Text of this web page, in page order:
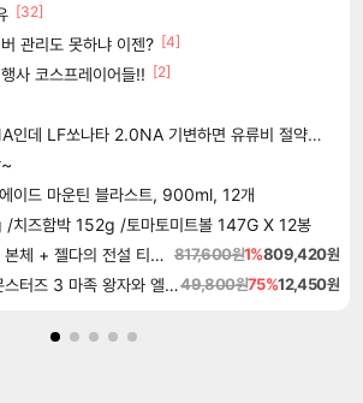
[32]
관리도 못하냐 이젠? [4]
사 코스프레이어들!! [2]
LF쏘나타 2.0NA 기변하면 유류비 절약이 얼마나 될까요..?
이드 마운틴 블라스트, 900ml, 12개
/치즈함박 152g /토마토미트볼 147G X 12봉
닌텐도 스위치 2 본체 + 젤다의 전설 티어스 오브 더 킹덤 닌텐도 스위치 2 에디션 + 젤다의 전설 브레스 오브 더 와일드 닌텐도 스위치 2 에디션 번들 817,600원1%809,420원
드래곤 퀘스트 몬스터즈 3 마족 왕자와 엘프의 여행 Dragon Quest Monsters The Dark Prince49,800원75%12,450원